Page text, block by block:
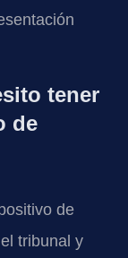
tener
de
de
tribunal y